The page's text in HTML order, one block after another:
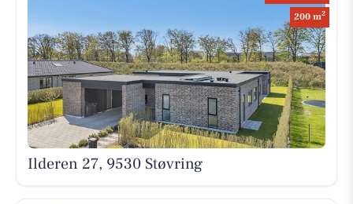
200 m2
Ilderen 27, 9530 Støvring